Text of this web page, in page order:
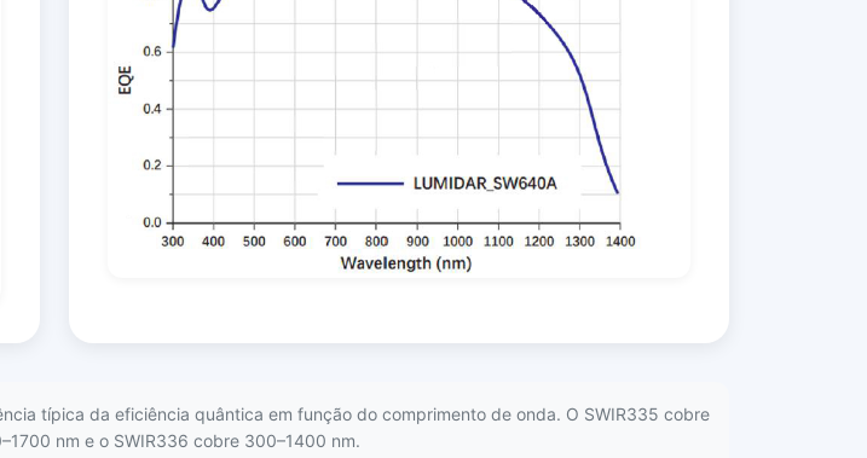
típica da eficiência quântica em função do comprimento de onda. O SWIR335 cobre
nm e o SWIR336 cobre 300–1400 nm.